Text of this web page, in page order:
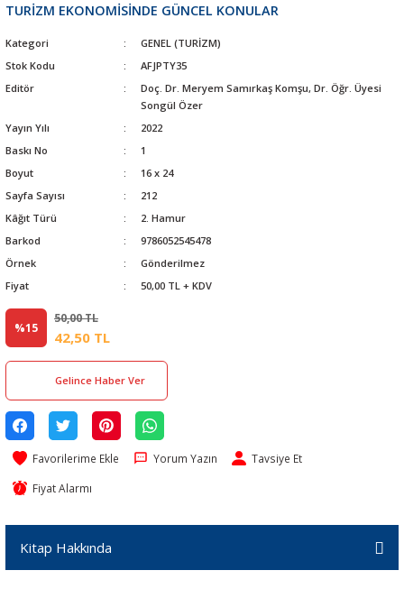
TURİZM EKONOMİSİNDE GÜNCEL KONULAR
Kategori
GENEL (TURİZM)
Stok Kodu
AFJPTY35
Editör
Doç. Dr. Meryem Samırkaş Komşu, Dr. Öğr. Üyesi
Songül Özer
Yayın Yılı
2022
Baskı No
1
Boyut
16 x 24
Sayfa Sayısı
212
Kâğıt Türü
2. Hamur
Barkod
9786052545478
Örnek
Gönderilmez
Fiyat
50,00 TL + KDV
%15
50,00 TL
42,50 TL
Gelince Haber Ver
Yorum Yazın Tavsiye Et
Fiyat Alarmı
Kitap Hakkında